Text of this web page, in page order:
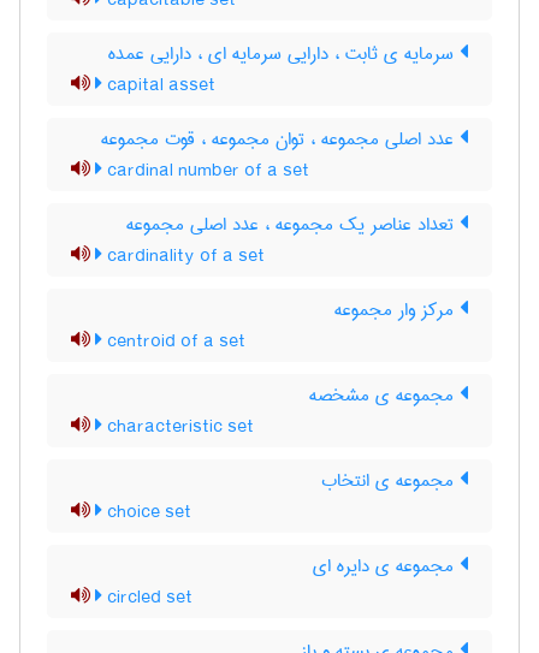
سرمایه ی ثابت ، دارایی سرمایه ای ، دارایی عمده
capital asset
عدد اصلی مجموعه ، توان مجموعه ، قوت مجموعه
cardinal number of a set
تعداد عناصر یک مجموعه ، عدد اصلی مجموعه
cardinality of a set
مرکز وار مجموعه
centroid of a set
مجموعه ی مشخصه
characteristic set
مجموعه ی انتخاب
choice set
مجموعه ی دایره ای
circled set